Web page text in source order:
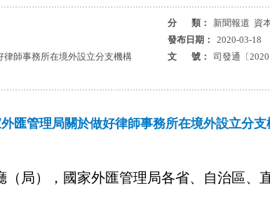
分 類：
新聞報道 資
發布日期：
2020-03-18
師事務所在境外設立分支機構
文 號： 司發通〔
匯管理局關於做好律師事務所在境外設立分
局），國家外匯管理局各省、自治區、